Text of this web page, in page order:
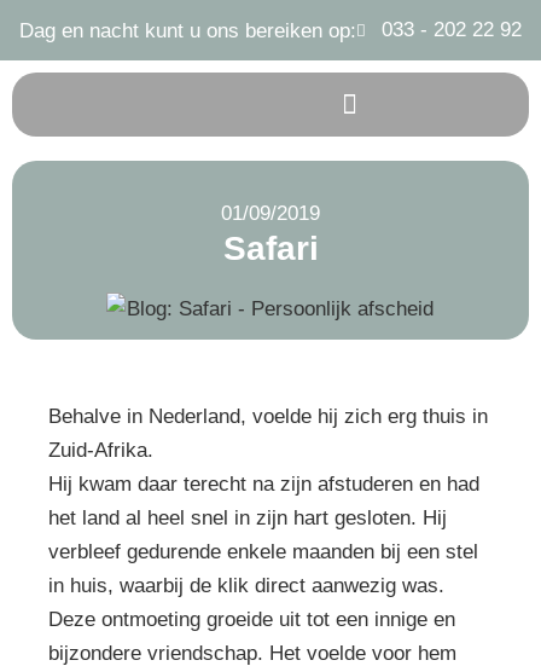
Dag en nacht kunt u ons bereiken op: 033 - 202 22 92
01/09/2019
Safari
Behalve in Nederland, voelde hij zich erg thuis in
Zuid-Afrika.
Hij kwam daar terecht na zijn afstuderen en had
het land al heel snel in zijn hart gesloten. Hij
verbleef gedurende enkele maanden bij een stel
in huis, waarbij de klik direct aanwezig was.
Deze ontmoeting groeide uit tot een innige en
bijzondere vriendschap. Het voelde voor hem